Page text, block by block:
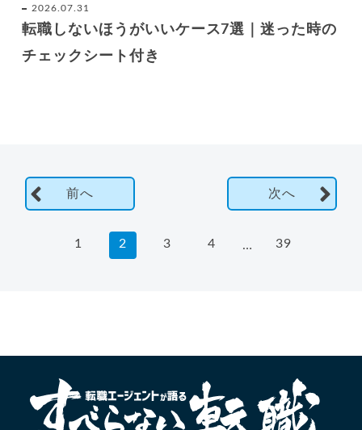
2026.07.31
転職しないほうがいいケース7選｜迷った時の
チェックシート付き
前へ 次へ
1 2 3 4 … 39